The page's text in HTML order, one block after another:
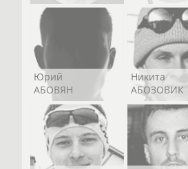
Юрий
АБОВЯН
Никита
АБОЗОВИК